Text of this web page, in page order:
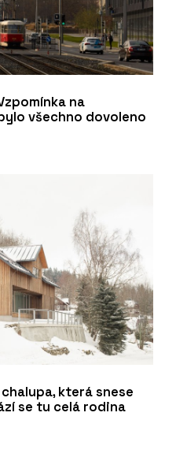
na
všechno dovoleno
která snese
se tu celá rodina